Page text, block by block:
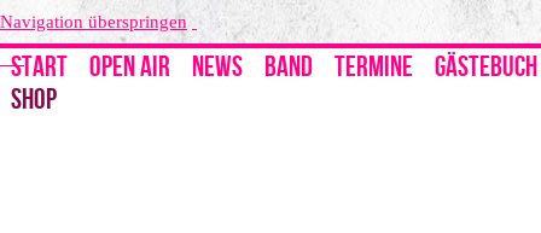
Navigation überspringen
START OPEN AIR NEWS BAND TERMINE
GÄSTEBUCH
SHOP